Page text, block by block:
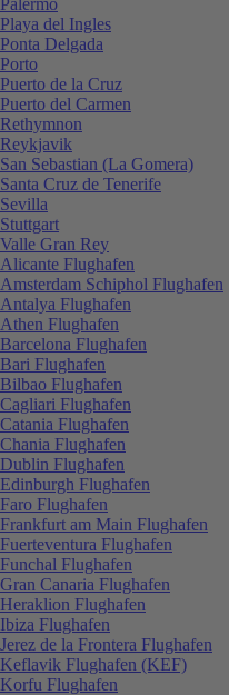
Playa del Ingles
Ponta Delgada
Porto
Puerto de la Cruz
Puerto del Carmen
Rethymnon
Reykjavik
San Sebastian (La Gomera)
Santa Cruz de Tenerife
Sevilla
Stuttgart
Valle Gran Rey
Alicante Flughafen
Amsterdam Schiphol Flughafen
Antalya Flughafen
Athen Flughafen
Barcelona Flughafen
Bari Flughafen
Bilbao Flughafen
Cagliari Flughafen
Catania Flughafen
Chania Flughafen
Dublin Flughafen
Edinburgh Flughafen
Faro Flughafen
Frankfurt am Main Flughafen
Fuerteventura Flughafen
Funchal Flughafen
Gran Canaria Flughafen
Heraklion Flughafen
Ibiza Flughafen
Jerez de la Frontera Flughafen
Keflavik Flughafen (KEF)
Korfu Flughafen